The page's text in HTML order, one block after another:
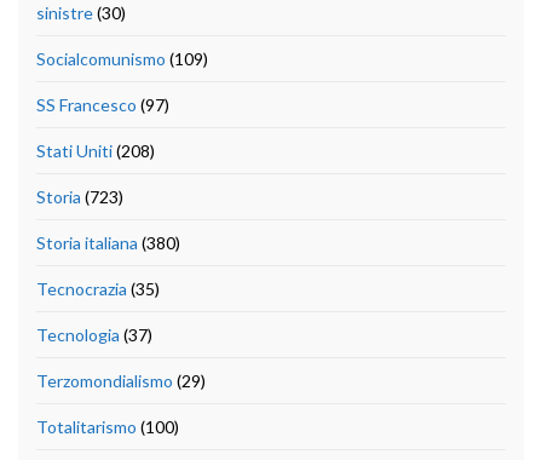
sinistre(30)
Socialcomunismo (109)
SS Francesco (97)
Stati Uniti(208)
Storia (723)
Storia italiana (380)
Tecnocrazia (35)
Tecnologia (37)
Terzomondialismo (29)
Totalitarismo (100)